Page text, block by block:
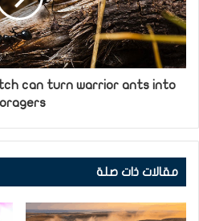
can turn warrior ants into
مقالات ذات صلة